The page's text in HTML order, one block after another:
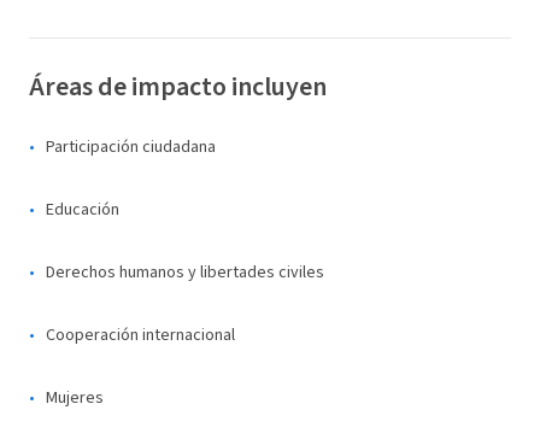
Áreas de impacto incluyen
Participación ciudadana
Educación
Derechos humanos y libertades civiles
Cooperación internacional
Mujeres